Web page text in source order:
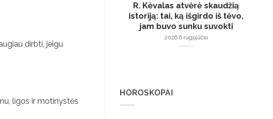
dirbti, jeigu
ligos ir motinystės
R. Kėvalas atvėrė skaudžią
istoriją: tai, ką išgirdo iš tėvo,
jam buvo sunku suvokti
2026 6 rugpjūčio
HOROSKOPAI